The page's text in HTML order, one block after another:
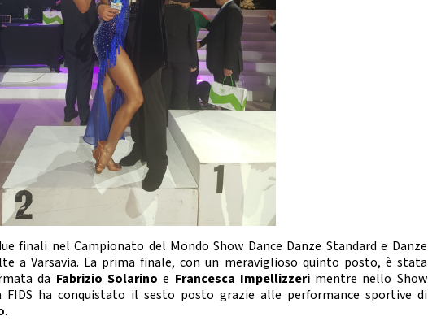
CHEERDANCE
La Disciplina
finali nel Campionato del Mondo Show Dance Danze Standard e Danze
a Varsavia. La prima finale, con un meraviglioso quinto posto, è stata
da Fabrizio Solarino e Francesca Impellizzerimentre nello Show
FIDS ha conquistato il sesto posto grazie alle performance sportive di
.